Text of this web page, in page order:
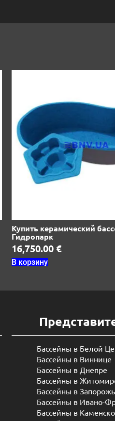
Купить керамический
Гидропарк
16,750.00 €
В корзину
Бассейны в Белой
Бассейны в Виннице
Бассейны в Днепре
Бассейны в
Бассейны в
Бассейны в Ивано-
Бассейны в